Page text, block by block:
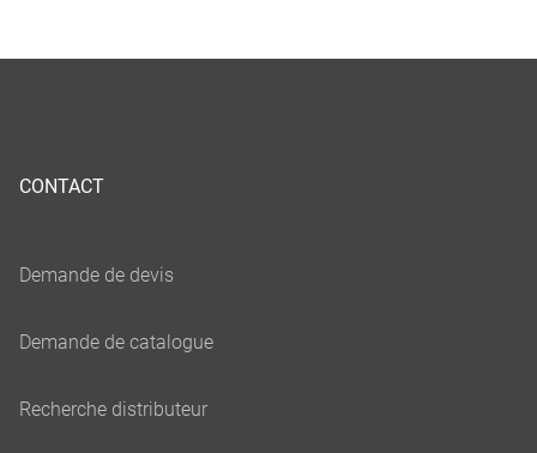
CONTACT